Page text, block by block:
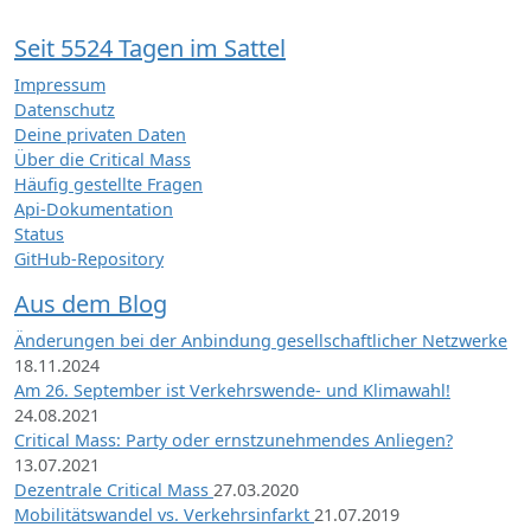
Seit 5524 Tagen im Sattel
Impressum
Datenschutz
Deine privaten Daten
Über die Critical Mass
Häufig gestellte Fragen
Api-Dokumentation
Status
GitHub-Repository
Aus dem Blog
Änderungen bei der Anbindung gesellschaftlicher Netzwerke
18.11.2024
Am 26. September ist Verkehrswende- und Klimawahl!
24.08.2021
Critical Mass: Party oder ernstzunehmendes Anliegen?
13.07.2021
Dezentrale Critical Mass 27.03.2020
Mobilitätswandel vs. Verkehrsinfarkt 21.07.2019